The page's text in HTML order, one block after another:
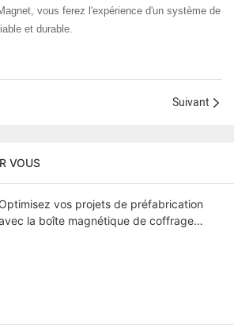
vous ferez l'expérience d'un système de
et durable.
Suivant
VOUS
Optimisez vos projets de préfabrication
la boîte magnétique de coffrage